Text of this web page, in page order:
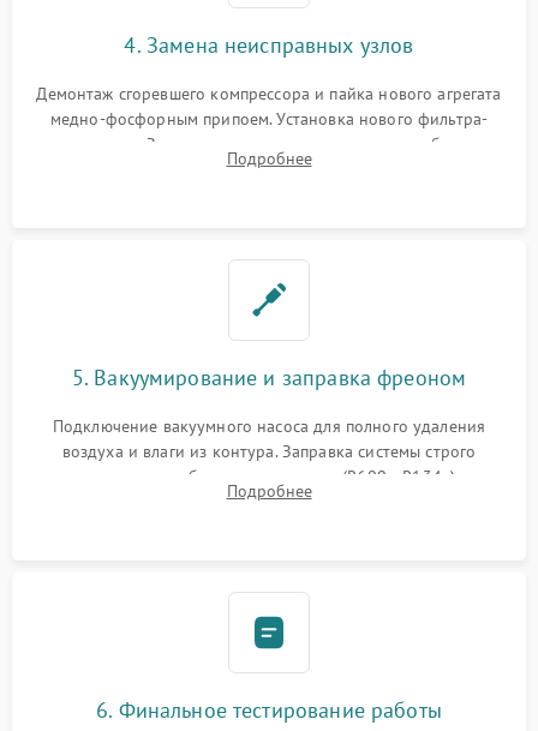
4. Замена неисправных узлов
Демонтаж сгоревшего компрессора и пайка нового агрегата
медно-фосфорным припоем. Установка нового фильтра-
осушителя. Замена изношенных вентиляторов обдува,
сломанных заслонок или поврежденных дверных петель.
Подробнее
5. Вакуумирование и заправка фреоном
Подключение вакуумного насоса для полного удаления
воздуха и влаги из контура. Заправка системы строго
дозированным объемом хладагента (R600a, R134a) по
электронным весам. Контроль рабочего давления в системе.
Подробнее
6. Финальное тестирование работы